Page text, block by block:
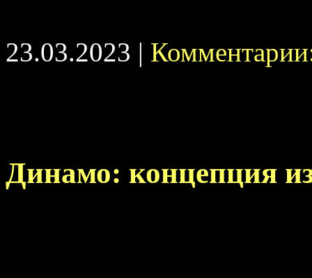
23.03.2023 |
Динамо: концепция